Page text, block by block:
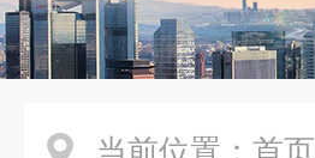
当前位置： 首页